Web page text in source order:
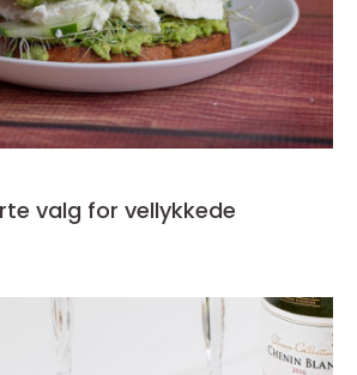
valg for vellykkede